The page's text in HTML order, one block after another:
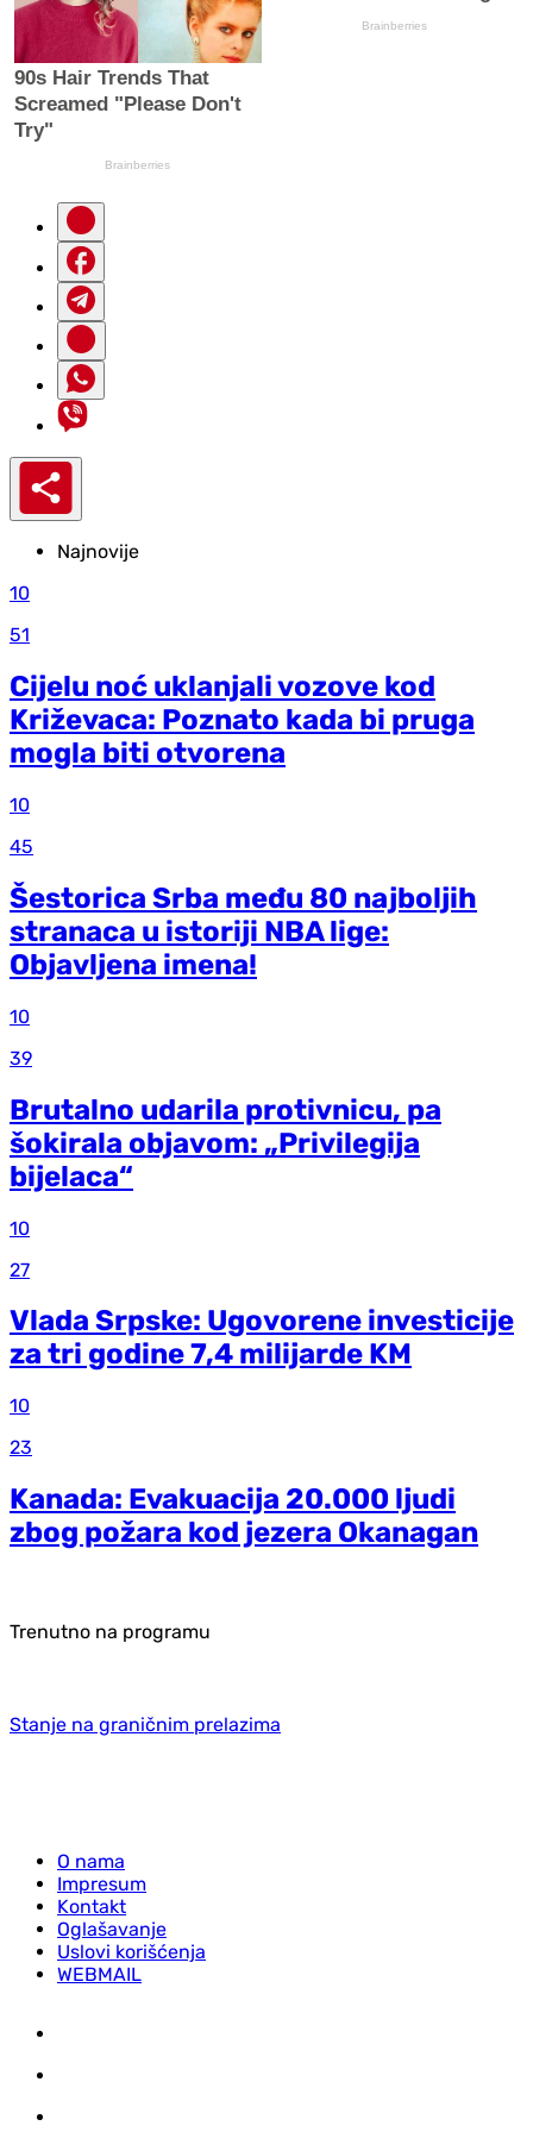
Najnovije
10
51
Cijelu noć uklanjali vozove kod
Križevaca: Poznato kada bi pruga
mogla biti otvorena
10
45
Šestorica Srba među 80 najboljih
stranaca u istoriji NBA lige:
Objavljena imena!
10
39
Brutalno udarila protivnicu, pa
šokirala objavom: „Privilegija
bijelaca“
10
27
Vlada Srpske: Ugovorene investicije
za tri godine 7,4 milijarde KM
10
23
Kanada: Evakuacija 20.000 ljudi
zbog požara kod jezera Okanagan
Trenutno na programu
Stanje na graničnim prelazima
O nama
Impresum
Kontakt
Oglašavanje
Uslovi korišćenja
WEBMAIL